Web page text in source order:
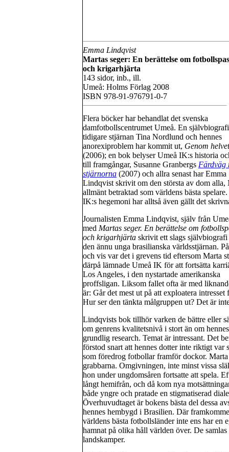
Emma Lindqvist
Martas seger: En berättelse om
och krigarhjärta
143 sidor, inb., ill.
Umeå: Holms Förlag 2008
ISBN 978-91-976791-0-7
Flera böcker har behandlat det svenska
damfotbollscentrumet Umeå. En
tidigare stjärnan Tina Nordlund och hennes
anorexiproblem har kommit ut, Genom
(2006); en bok belyser Umeå IK:s historia
till framgångar, Susanne Granbergs Färdväg
stjärnorna (2007) och allra senast har Emma
Lindqvist skrivit om den största av dom alla,
allmänt betraktad som världens bästa
IK:s hegemoni har alltså även gällt det
Journalisten Emma Lindqvist, själv från
med Martas seger. En berättelse om
och krigarhjärta skrivit ett slags självbiografi
den ännu unga brasilianska världsstjärnan.
och vis var det i grevens tid eftersom Marta
därpå lämnade Umeå IK för att fortsätta
Los Angeles, i den nystartade amerikanska
proffsligan. Liksom fallet ofta är med
är: Går det mest ut på att exploatera
Hur ser den tänkta målgruppen ut? Det är
Lindqvists bok tillhör varken de bättre eller
om genrens kvalitetsnivå i stort än om
grundlig research. Temat är intressant. Det
förstod snart att hennes dotter inte riktigt
som föredrog fotbollar framför dockor.
grabbarna. Omgivningen, inte minst vissa
hon under ungdomsåren fortsatte att spela.
långt hemifrån, och då kom nya
både yngre och pratade en stigmatiserad
Överhuvudtaget är bokens bästa del dessa
hennes hembygd i Brasilien. Där
världens bästa fotbollsländer inte ens har
hamnat på olika håll världen över. De
landskamper.